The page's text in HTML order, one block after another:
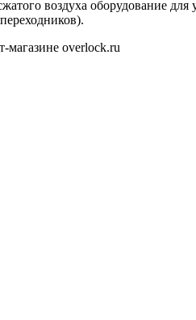
воздуха оборудование
магазине overlock.ru